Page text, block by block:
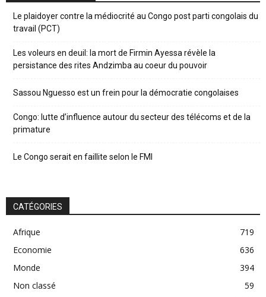
Le plaidoyer contre la médiocrité au Congo post parti congolais du
travail (PCT)
Les voleurs en deuil: la mort de Firmin Ayessa révèle la
persistance des rites Andzimba au coeur du pouvoir
Sassou Nguesso est un frein pour la démocratie congolaises
Congo: lutte d’influence autour du secteur des télécoms et de la
primature
Le Congo serait en faillite selon le FMI
CATÉGORIES
Afrique
719
Economie
636
Monde
394
Non classé
59